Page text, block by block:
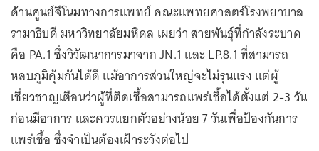
ด้านศูนย์จีโนมทางการแพทย์ คณะแพทยศาสตร์โรงพยาบาล
รามาธิบดี มหาวิทยาลัยมหิดล เผยว่า สายพันธุ์ที่กำลังระบาด
คือ PA.1 ซึ่งวิวัฒนาการมาจาก JN.1 และ LP.8.1 ที่สามารถ
หลบภูมิคุ้มกันได้ดี แม้อาการส่วนใหญ่จะไม่รุนแรง แต่ผู้
เชี่ยวชาญเตือนว่าผู้ที่ติดเชื้อสามารถแพร่เชื้อได้ตั้งแต่ 2-3 วัน
ก่อนมีอาการ และควรแยกตัวอย่างน้อย 7 วันเพื่อป้องกันการ
แพร่เชื้อ ซึ่งจำเป็นต้องเฝ้าระวังต่อไป